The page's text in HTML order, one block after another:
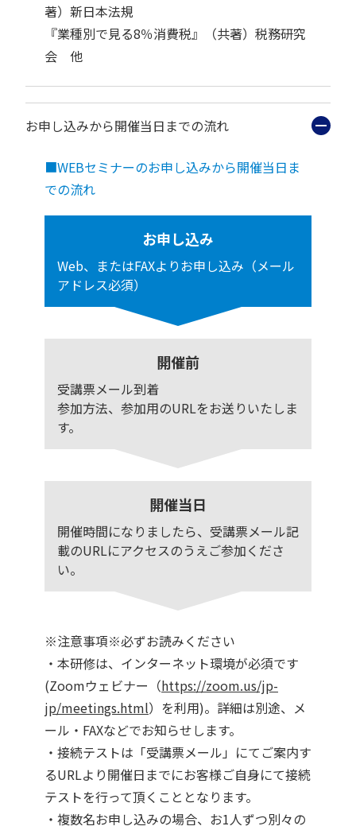
著）新日本法規
『業種別で見る8％消費税』（共著）税務研究
会 他
お申し込みから開催当日までの流れ
■WEBセミナーのお申し込みから開催当日ま
での流れ
お申し込み
Web、またはFAXよりお申し込み（メール
アドレス必須）
開催前
受講票メール到着
参加方法、参加用のURLをお送りいたしま
す。
開催当日
開催時間になりましたら、受講票メール記
載のURLにアクセスのうえご参加くださ
い。
※注意事項※必ずお読みください
・本研修は、インターネット環境が必須です
(Zoomウェビナー（https://zoom.us/jp-
jp/meetings.html）を利用)。詳細は別途、メ
ール・FAXなどでお知らせします。
・接続テストは「受講票メール」にてご案内す
るURLより開催日までにお客様ご自身にて接続
テストを行って頂くこととなります。
・複数名お申し込みの場合、お1人ずつ別々の